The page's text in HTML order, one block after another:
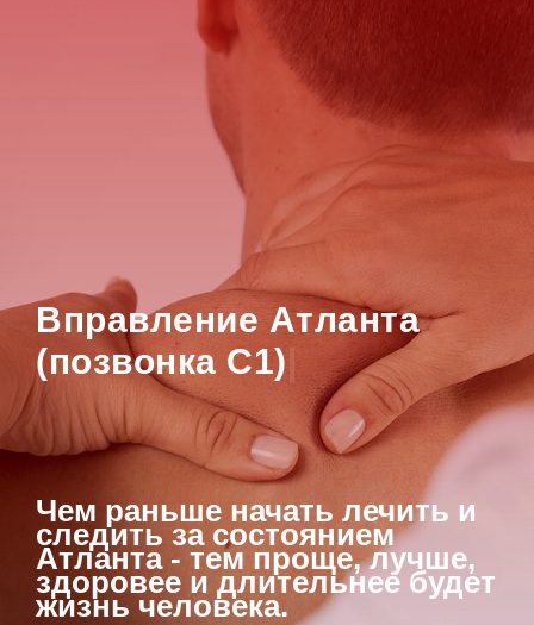
Вправление Атланта
(позвонка С1)|
Чем раньше начать лечить и
следить за состоянием
Атланта - тем проще, лучше,
здоровее и длительнее будет
жизнь человека.